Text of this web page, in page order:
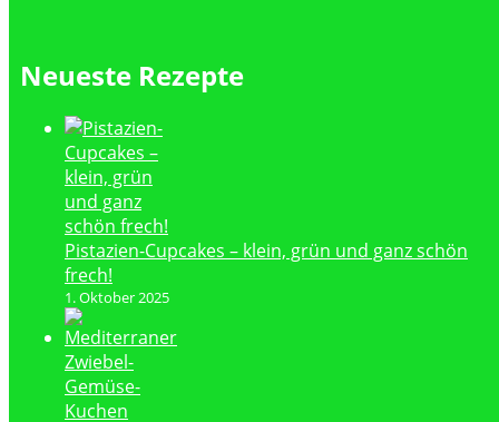
Neueste Rezepte
Pistazien-Cupcakes – klein, grün und ganz schön
frech!
1. Oktober 2025